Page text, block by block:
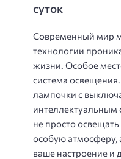
суток
Современный мир
технологии
жизни. Особое
система
лампочки с
интеллектуальным
не просто освещать
особую атмосферу,
ваше настроение и